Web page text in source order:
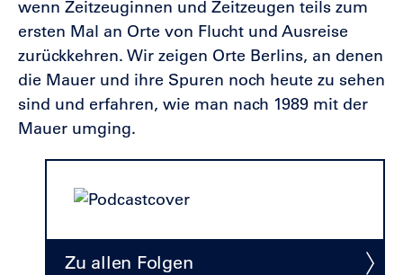
wenn Zeitzeuginnen und Zeitzeugen teils zum
ersten Mal an Orte von Flucht und Ausreise
zurückkehren. Wir zeigen Orte Berlins, an denen
die Mauer und ihre Spuren noch heute zu sehen
sind und erfahren, wie man nach 1989 mit der
Mauer umging.
Zu allen Folgen